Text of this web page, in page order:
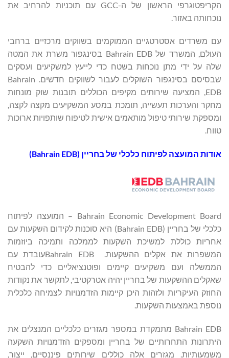
הקריפטוגרפי הראשון של ה-GCC עם תוכניות להרחיב את
נוכחותה באזור.
עם משרדים אסטרטגיים הממוקמים בשווקים מרכזיים ברחבי
העולם, המשרד של Bahrain EDB בסינגפור משרת את המטה
שלה על ידי מתן נוכחות בשטח כדי לייעץ למשקיעים ועסקים
שבסיסם בסינגפור השוקלים לעבור לשווקים חדשים. Bahrain
EDB, המציעה שירותים מקיפים הכוללים תובנות שוק מונחות
מחקר והערכות תעשייה, תומכת במסע המשקיעים מקצה לקצה,
ומספקת שירותי טיפול מותאמים אישית לטיפוח שותפויות ארוכות
טווח.
אודות המועצה לפיתוח כלכלי של בחריין (Bahrain EDB)
Bahrain Economic Development Board – המועצה לפיתוח
כלכלי של בחריין (Bahrain EDB) היא סוכנות לקידום השקעות עם
אחריות כוללת למשיכת השקעות לממלכה ותמיכה ביוזמות
המשפרות את אקלים ההשקעות. Bahrain EDBעובדת עם
הממשלה ועם משקיעים קיימים ופוטנציאליים כדי להבטיח
שאקלים ההשקעות של בחריין יהיה אטרקטיבי, לתקשר את נקודות
החוזק העיקריות ולזהות היכן קיימות הזדמנויות לצמיחה כלכלית
נוספת באמצעות השקעות.
Bahrain EDB מתמקדת במספר מגזרים כלכליים המנצלים את
היתרונות התחרותיים של בחריין ומספקים הזדמנויות השקעה
משמעותיות. מגזרים אלה כוללים שירותים פיננסיים, ייצור,